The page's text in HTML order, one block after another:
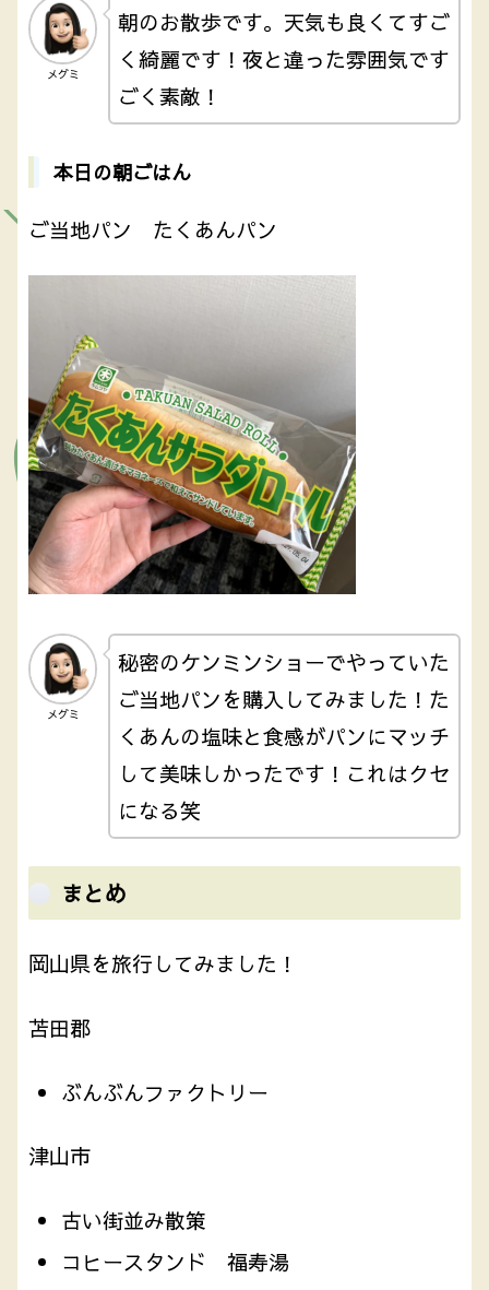
メグミ
朝のお散歩です。天気も良くてすご
く綺麗です！夜と違った雰囲気です
ごく素敵！
本日の朝ごはん
ご当地パン たくあんパン
メグミ
秘密のケンミンショーでやっていた
ご当地パンを購入してみました！た
くあんの塩味と食感がパンにマッチ
して美味しかったです！これはクセ
になる笑
まとめ
岡山県を旅行してみました！
苫田郡
ぶんぶんファクトリー
津山市
古い街並み散策
コヒースタンド 福寿湯